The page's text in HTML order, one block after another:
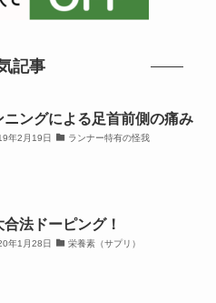
記事
ニングによる足首前側の痛み
年2月19日 ランナー特有の怪我
合法ドーピング！
年1月28日 栄養素（サプリ）